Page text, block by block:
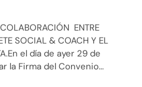
ENTRE
SOCIAL & COACH Y EL
el día de ayer 29 de
la Firma del Convenio…